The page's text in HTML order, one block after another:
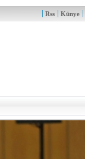
Künye
Rss